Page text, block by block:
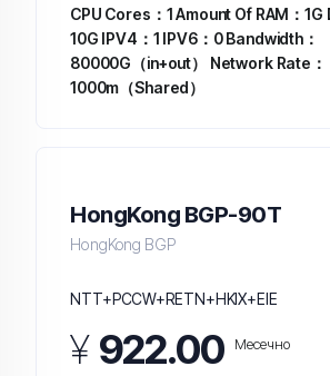
CPU Cores：1Amount Of RAM：1G
10G IPV4：1 IPV6：0Bandwidth：
80000G（in+out）
Network Rate：
1000m（Shared）
HongKong BGP-90T
HongKong BGP
NTT+PCCW+RETN+HKIX+EIE
¥ 922.00 Месечно